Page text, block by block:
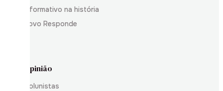
Informativo na história
Povo Responde
Opinião
Colunistas